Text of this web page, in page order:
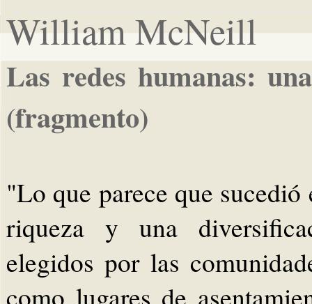
William McNeill
Las redes humanas:
(fragmento)
"Lo que parece que
riqueza y una
elegidos por las
como lugares de